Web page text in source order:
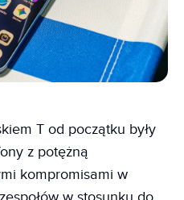
T od początku były
z potężną
kompromisami w